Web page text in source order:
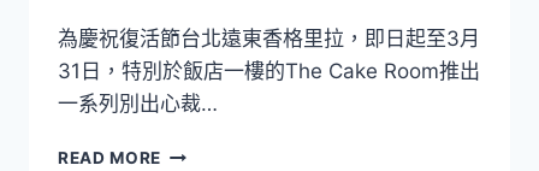
期
間
限
定
子
為慶祝復活節台北遠東香格里拉，即日起至3月
31日，特別於飯店一樓的The Cake Room推出
一系列別出心裁…
READ MORE